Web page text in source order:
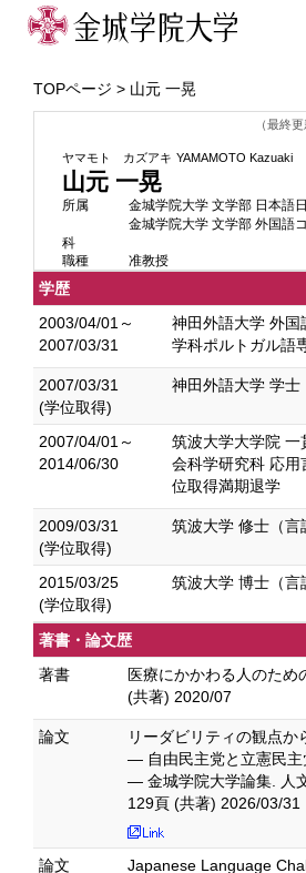
TOPページ > 山元 一晃
（最終
ヤマモト カズアキ YAMAMOTO Kazuaki
山元 一晃
所属
金城学院大学 文学部 日本語
金城学院大学 文学部 外国語
科
職種
准教授
学歴
2003/04/01～
2007/03/31
神田外語大学 外
学科ポルトガル語
2007/03/31
(学位取得)
神田外語大学 学士
2007/04/01～
2014/06/30
筑波大学大学院 一
会科学研究科 応
位取得満期退学
2009/03/31
(学位取得)
筑波大学 修士（言
2015/03/25
(学位取得)
筑波大学 博士（言
著書・論文歴
著書
医療にかかわる人のため
(共著) 2020/07
論文
リーダビリティの観点か
― 自由民主党と立憲民主
― 金城学院大学論集. 人
129頁 (共著) 2026/03/31
論文
Japanese Language